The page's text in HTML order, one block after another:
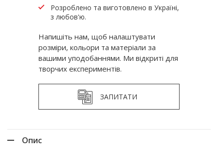
Розроблено та виготовлено в Україні,
з любов'ю.
Напишіть нам, щоб налаштувати
розміри, кольори та матеріали за
вашими уподобаннями. Ми відкриті для
творчих експериментів.
ЗАПИТАТИ
Опис